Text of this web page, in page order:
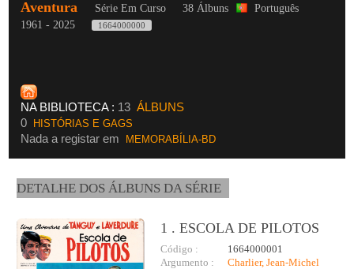
Aventura Série Em Curso 38 Álbuns
Português
1961 - 2025
1664000000
NA BIBLIOTECA : 13 ÁLBUNS
0
HISTÓRIAS E GAGS
Nada a registar em MEMORABÍLIA-BD
DETALHE DOS ÁLBUNS DA SÉRIE
1 . ESCOLA DE PILOTOS
Código :
1664000001
Argumento :
Charlier, Jean-Michel